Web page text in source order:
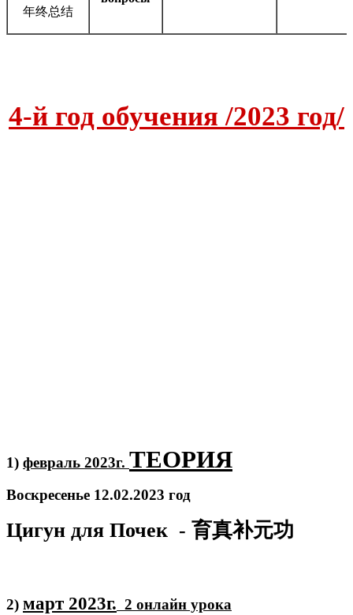
年终总结
4-й год обучения /2023 год/
1) февраль 2023г. ТЕОРИЯ
Воскресенье 12.02.2023 год
Цигун для Почек - 育真补元功
2) март 2023г. 2 онлайн урока